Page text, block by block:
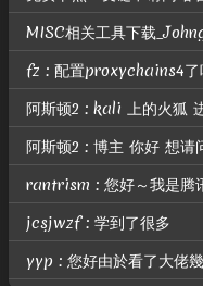
fz : 配置proxychains4了
阿斯顿2 : kali 上的火狐
jcsjwzf : 学到了很多